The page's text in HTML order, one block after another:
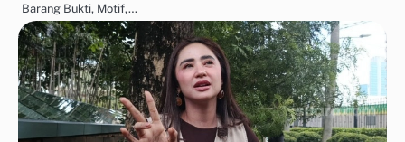
Barang Bukti, Motif,…